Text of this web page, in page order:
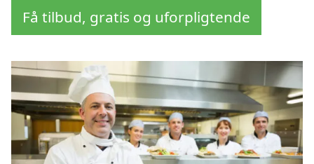
Få tilbud, gratis og uforpligtende